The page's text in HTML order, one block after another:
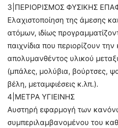
3|ΠΕΡΙΟΡΙΣΜΟΣ ΦΥΣΙΚΗΣ
Ελαχιστοποίηση της άμεσης
ατόμων, ιδίως
παιχνίδια που περιορίζουν
απολυμανθέντος υλικού
(μπάλες, μολύβια, βούρτσες,
βέλη, μεταμφιέσεις κ.λπ.).
4|ΜΕΤΡΑ ΥΓΙΕΙΝΗΣ
Αυστηρή εφαρμογή των
συμπεριλαμβανομένου του